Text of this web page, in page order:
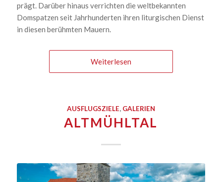
prägt. Darüber hinaus verrichten die weltbekannten
Domspatzen seit Jahrhunderten ihren liturgischen Dienst
in diesen berühmten Mauern.
Weiterlesen
AUSFLUGSZIELE, GALERIEN
ALTMÜHLTAL